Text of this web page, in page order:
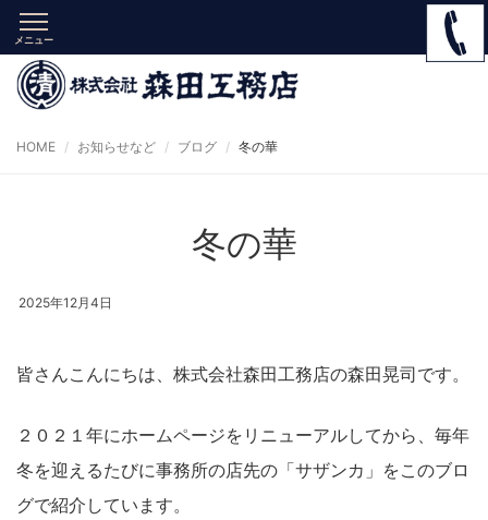
メニュー
HOME お知らせなど ブログ 冬の華
冬の華
2025年12月4日
皆さんこんにちは、株式会社森田工務店の森田晃司です。
２０２１年にホームページをリニューアルしてから、毎年
冬を迎えるたびに事務所の店先の「サザンカ」をこのブロ
グで紹介しています。